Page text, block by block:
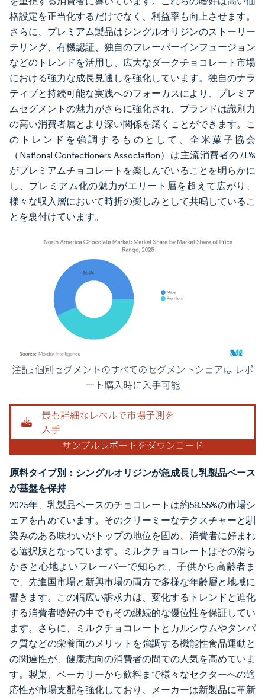
格設定を正当化するだけでなく、利益率も向上させます。
さらに、プレミアム製品はシングルオリジンのストーリー
テリング、有機認証、独自のフレーバーインフュージョン
などのトレンドを活用し、広大なダークチョコレート市場
における強力な成長見通しを強化しています。独自のナラ
ティブと持続可能な実践へのフォーカスにより、プレミア
ムセグメントの魅力がさらに強化され、ブランドは識別力
の高い消費者層とより深い関係を築くことができます。こ
のトレンドを強調するものとして、全米菓子協会
（National Confectioners Association）は主流消費者の71%
がプレミアムチョコレートを楽しんでいることを明らかに
し、プレミアム化の魅力がエリート層を超えて広がり、
様々な収入層において時折の楽しみとして共鳴しているこ
とを裏付けています。
画像 © Mordor Intelligence。再利用にはCC BY 4.0の表示が必要です。
原料タイプ別：シングルオリジンが急成長し乳製品ベース
が基盤を保持
2025年、乳製品ベースのチョコレートは約58.55%の市場シ
ェアを占めています。そのクリーミーなテクスチャーと馴
染みのある味わいがトップの地位を固め、消費者に好まれ
る選択肢となっています。ミルクチョコレートはその滑ら
かさと心地よいフレーバーで知られ、子供から高齢者ま
で、先進国市場と新興市場の両方で多様な年齢層と地域に
響きます。この幅広い訴求力は、変化するトレンドと進化
する消費者嗜好の中でもその継続的な優位性を保証してい
ます。さらに、ミルクチョコレートとカルシウムやタンパ
ク質などの栄養面のメリットを強調する機能性食品運動と
の関連性が、健康志向の消費者の間での人気を高めていま
す。製菓、ベーカリーから飲料まで様々なセクターへの適
応性が市場支配を強化しており、メーカーは新製品に革新